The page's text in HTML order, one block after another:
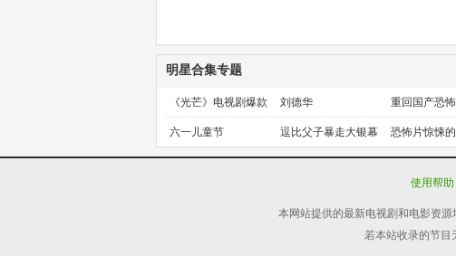
明星合集专题
《光芒》电视剧爆款
预定！
刘德华 重回国产恐
金时代
六一儿童节 逗比父子暴走大银幕 恐怖片惊悚
使用帮助
本网站提供的最新电视剧和电影资
若本站收录的节目